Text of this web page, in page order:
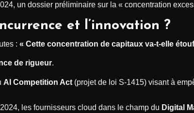
un dossier préliminaire sur la « concentration
et l’innovation ?
: « Cette concentration de capitaux va-t-elle
de rigueur.
AI Competition Act(projet de loi S-1415) visant à
les fournisseurs cloud dans le champ du Digital